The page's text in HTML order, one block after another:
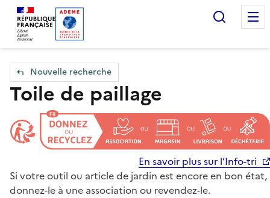
Accueil — Que Faire de mes objets & déchets
Nouvelle recherche
Toile de paillage
En savoir plus sur l’Info-tri
Si votre outil ou article de jardin est encore en bon état,
donnez-le à une association ou revendez-le.